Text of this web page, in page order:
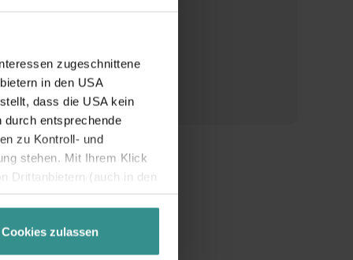
zugeschnittene
in den USA
dass die USA kein
entsprechende
zu Kontroll- und
stehen. Mit Ihrem Klick
Drittanbietern (auch in den
Cookies zulassen